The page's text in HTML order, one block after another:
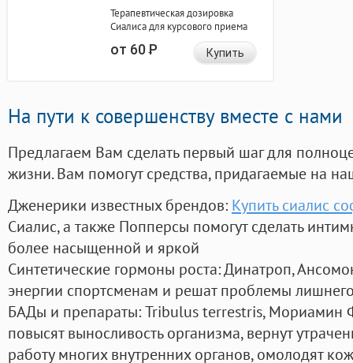
Терапевтическая дозировка
Сиалиса для курсового приема
от 60Р Купить
На пути к совершенству вместе с нами
Предлагаем Вам сделать первый шаг для
жизни. Вам помогут средства, придагаемые на
Дженерики известных брендов: Купить сиалис
Сиалис, а также Попперсы помогут сделать
более насыщенной и яркой
Синтетические гормоны роста: Динатроп,
энергии спортсменам и решат проблемы
БАДы и препараты:Tribulus terrestris, Мориамин
повысят выносливость организма, вернут
работу многих внутренних органов, омолодят